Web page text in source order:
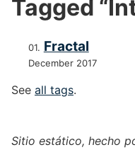
Tagged
Fractal
December 2017
See all tags.
Sitio estático, hecho